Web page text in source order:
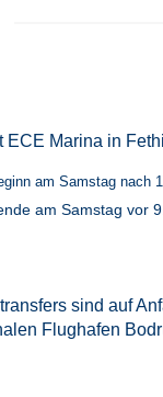
ECE Marina in
am Samstag nach
am Samstag vor
sind auf
Flughafen